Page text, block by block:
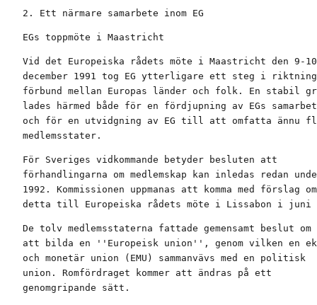
2. Ett närmare samarbete inom EG
EGs toppmöte i Maastricht
Vid det Europeiska rådets möte i Maastricht den 9-10
december 1991 tog EG ytterligare ett steg i
förbund mellan Europas länder och folk. En stabil
lades härmed både för en fördjupning av EGs
och för en utvidgning av EG till att omfatta ännu
medlemsstater.
För Sveriges vidkommande betyder besluten att
förhandlingarna om medlemskap kan inledas redan
1992. Kommissionen uppmanas att komma med förslag om
detta till Europeiska rådets möte i Lissabon i juni
De tolv medlemsstaterna fattade gemensamt beslut om
att bilda en ''Europeisk union'', genom vilken en
och monetär union (EMU) sammanvävs med en politisk
union. Romfördraget kommer att ändras på ett
genomgripande sätt.